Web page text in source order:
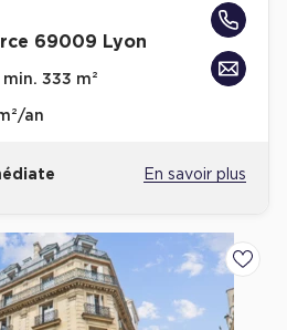
69009 Lyon
min. 333 m²
an
En savoir plus